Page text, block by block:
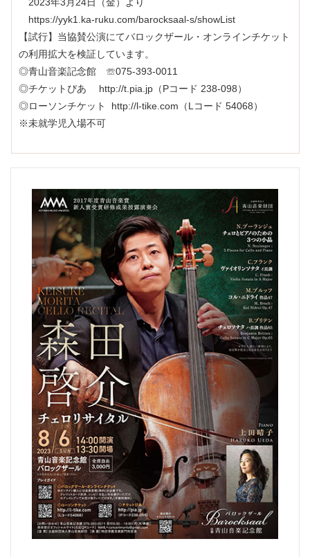
2023年3月24日（金）より
https://yyk1.ka-ruku.com/barocksaal-s/showList
【試行】当協賛公演にてバロックザール・オンラインチケット
の利用拡大を検証しています。
◎青山音楽記念館 ☏075-393-0011
◎チケットぴあ http://t.pia.jp（Pコード 238-098）
◎ローソンチケット http://l-tike.com （Lコード 54068）
※未就学児入場不可